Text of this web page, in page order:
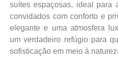
suítes espaçosas, ideal para
convidados com conforto e
elegante e uma atmosfera
um verdadeiro refúgio para
sofisticação em meio à